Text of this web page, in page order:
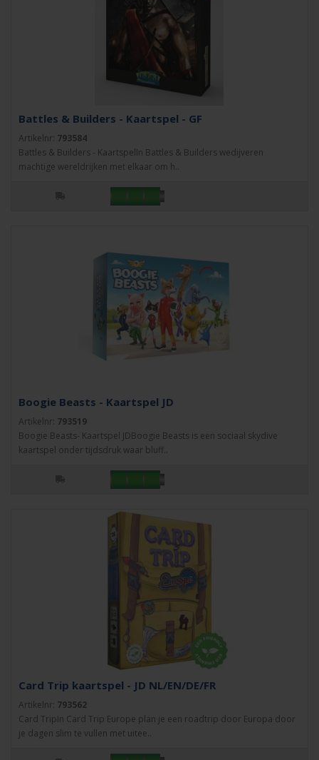
Battles & Builders - Kaartspel - GF
Artikelnr: 793584
Battles & Builders - KaartspelIn Battles & Builders wedijveren
machtige wereldrijken met elkaar om h..
Boogie Beasts - Kaartspel JD
Artikelnr: 793519
Boogie Beasts- Kaartspel JDBoogie Beasts is een sociaal skydive
kaartspel onder tijdsdruk waar bluff..
Card Trip kaartspel - JD NL/EN/DE/FR
Artikelnr: 793562
Card TripIn Card Trip Europe plan je een roadtrip door Europa door
je dagen slim te vullen met uitee..